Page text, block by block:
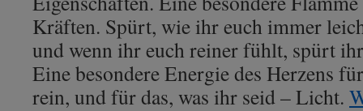
Kräften. Spürt, wie ihr euch immer
und wenn ihr euch reiner fühlt, spürt
Eine besondere Energie des Herzens
rein, und für das, was ihr seid – Licht.